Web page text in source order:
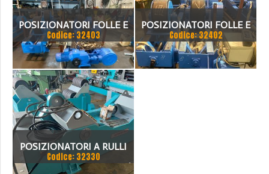
POSIZIONATORI FOLLE E
MOTORIZZATO
Codice: 32403
POSIZIONATORI FOLLE E
MOTORIZZATO
Codice: 32402
POSIZIONATORI A RULLI
FOLLE E MOTORIZZATO /
Codice: 32330